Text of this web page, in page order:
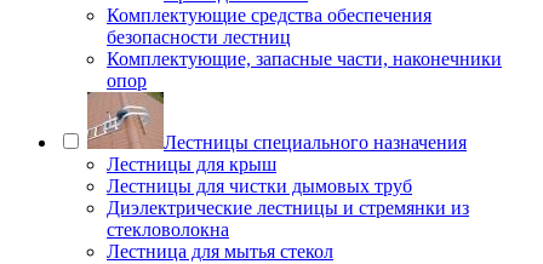
Комплектующие средства обеспечения
безопасности лестниц
Комплектующие, запасные части, наконечники
опор
Лестницы специального назначения
Лестницы для крыш
Лестницы для чистки дымовых труб
Диэлектрические лестницы и стремянки из
стекловолокна
Лестница для мытья стекол